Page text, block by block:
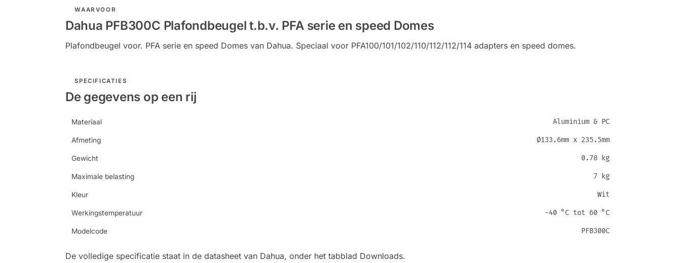
WAARVOOR
Dahua PFB300C Plafondbeugel t.b.v. PFA serie en speed Domes
Plafondbeugel voor. PFA serie en speed Domes van Dahua. Speciaal voor PFA100/101/102/110/112/112/114 adapters en speed domes.
SPECIFICATIES
De gegevens op een rij
Materiaal Aluminium & PC
Afmeting Ø133.6mm x 235.5mm
Gewicht 0.78 kg
Maximale belasting 7 kg
Kleur Wit
Werkingstemperatuur -40 °C tot 60 °C
Modelcode PFB300C
De volledige specificatie staat in de datasheet van Dahua, onder het tabblad Downloads.